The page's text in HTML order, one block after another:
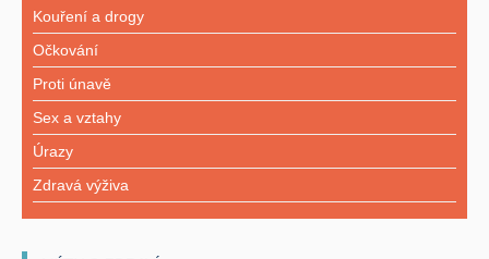
Kouření a drogy
Očkování
Proti únavě
Sex a vztahy
Úrazy
Zdravá výživa